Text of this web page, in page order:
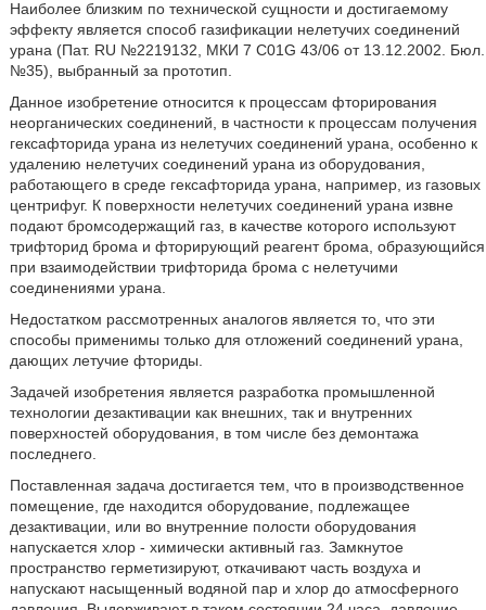
Наиболее близким по технической сущности и достигаемому
эффекту является способ газификации нелетучих соединений
урана (Пат. RU №2219132, МКИ 7 С01G 43/06 от 13.12.2002. Бюл.
№35), выбранный за прототип.
Данное изобретение относится к процессам фторирования
неорганических соединений, в частности к процессам получения
гексафторида урана из нелетучих соединений урана, особенно к
удалению нелетучих соединений урана из оборудования,
работающего в среде гексафторида урана, например, из газовых
центрифуг. К поверхности нелетучих соединений урана извне
подают бромсодержащий газ, в качестве которого используют
трифторид брома и фторирующий реагент брома, образующийся
при взаимодействии трифторида брома с нелетучими
соединениями урана.
Недостатком рассмотренных аналогов является то, что эти
способы применимы только для отложений соединений урана,
дающих летучие фториды.
Задачей изобретения является разработка промышленной
технологии дезактивации как внешних, так и внутренних
поверхностей оборудования, в том числе без демонтажа
последнего.
Поставленная задача достигается тем, что в производственное
помещение, где находится оборудование, подлежащее
дезактивации, или во внутренние полости оборудования
напускается хлор - химически активный газ. Замкнутое
пространство герметизируют, откачивают часть воздуха и
напускают насыщенный водяной пар и хлор до атмосферного